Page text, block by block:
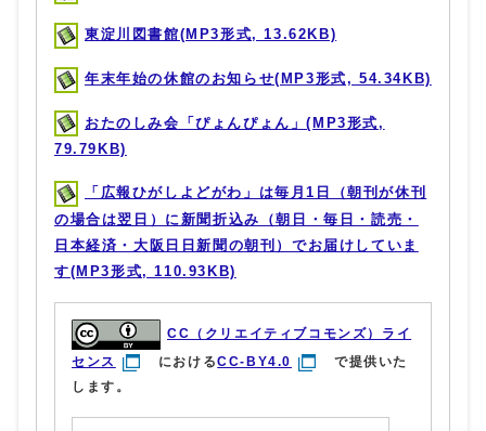
東淀川図書館(MP3形式, 13.62KB)
年末年始の休館のお知らせ(MP3形式, 54.34KB)
おたのしみ会「ぴょんぴょん」(MP3形式,
79.79KB)
「広報ひがしよどがわ」は毎月1日（朝刊が休刊
の場合は翌日）に新聞折込み（朝日・毎日・読売・
日本経済・大阪日日新聞の朝刊）でお届けしていま
す(MP3形式, 110.93KB)
CC（クリエイティブコモンズ）ライ
センス
におけるCC-BY4.0
で提供いた
します。